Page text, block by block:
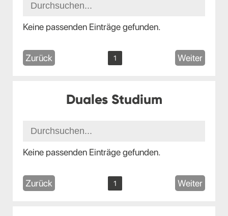
Keine passenden Einträge gefunden.
Zurück 1 Weiter
Duales Studium
Keine passenden Einträge gefunden.
Zurück 1 Weiter